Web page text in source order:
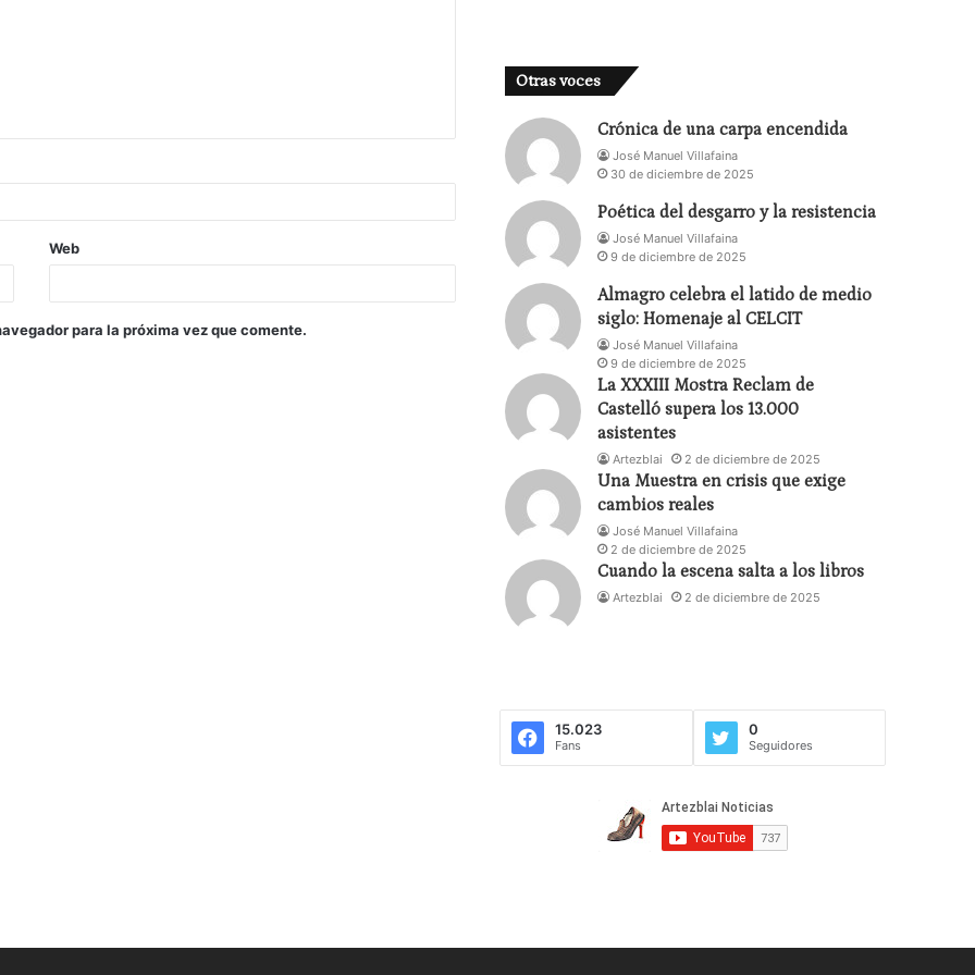
Web
para la próxima vez que comente.
Otras voces
Crónica de una carpa encendida
José Manuel Villafaina
30 de diciembre de 2025
Poética del desgarro y la resistencia
José Manuel Villafaina
9 de diciembre de 2025
Almagro celebra el latido de medio
siglo: Homenaje al CELCIT
José Manuel Villafaina
9 de diciembre de 2025
La XXXIII Mostra Reclam de
Castelló supera los 13.000
asistentes
Artezblai 2 de diciembre de 2025
Una Muestra en crisis que exige
cambios reales
José Manuel Villafaina
2 de diciembre de 2025
Cuando la escena salta a los libros
Artezblai 2 de diciembre de 2025
15.023
Fans
0
Seguidores